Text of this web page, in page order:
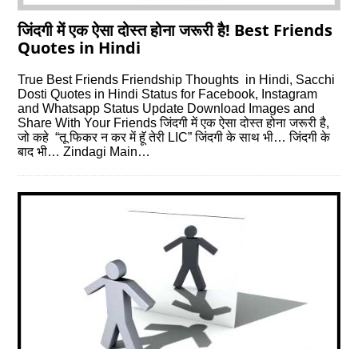
जिंदगी में एक ऐसा दोस्त होना जरूरी है! Best Friends
Quotes in Hindi
True Best Friends Friendship Thoughts in Hindi, Sacchi
Dosti Quotes in Hindi Status for Facebook, Instagram
and Whatsapp Status Update Download Images and
Share With Your Friends जिंदगी में एक ऐसा दोस्त होना जरूरी है,
जो कहे “तू फिकर न कर में हूॅ तेरी LIC” जिंदगी के साथ भी… जिंदगी के
बाद भी… Zindagi Main…